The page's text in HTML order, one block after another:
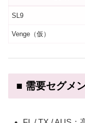
SL9
Venge（仮）
■ 需要セグメ